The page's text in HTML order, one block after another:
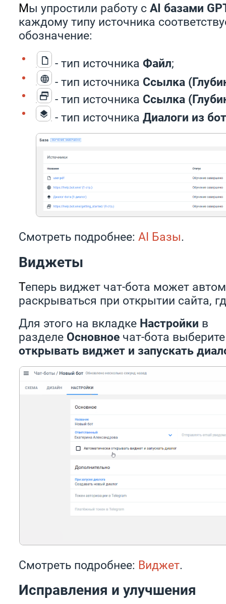
Мы упростили работу с AI базами
каждому типу источника
обозначение:
- тип источника Файл;
- тип источника Ссылка
- тип источника Ссылка
- тип источника Диалоги из
Смотреть подробнее: AI Базы.
Виджеты
Теперь виджет чат-бота может
раскрываться при открытии сайта,
Для этого на вкладке Настройки в
разделе Основное чат-бота
открывать виджет и запускать
Смотреть подробнее: Виджет.
Исправления и улучшения